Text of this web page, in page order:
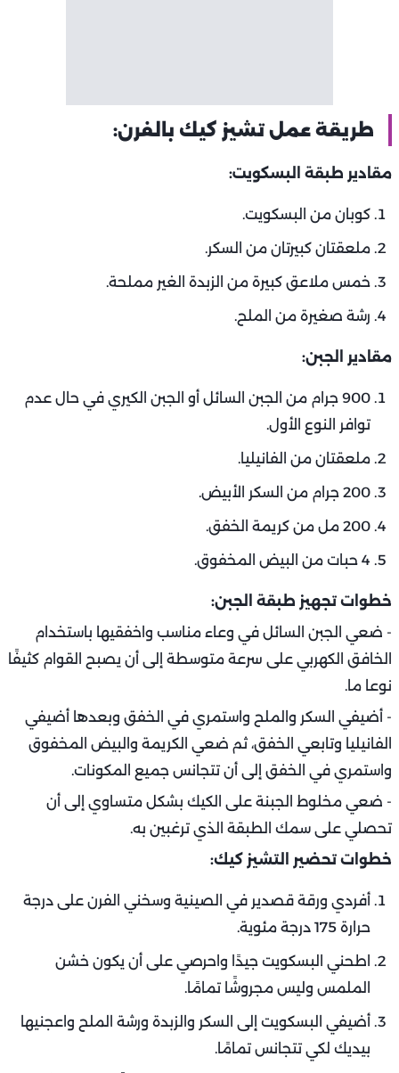
طريقة عمل تشيز كيك بالفرن:
مقادير طبقة البسكويت:
كوبان من البسكويت.
ملعقتان كبيرتان من السكر.
خمس ملاعق كبيرة من الزبدة الغير مملحة.
رشة صغيرة من الملح.
مقادير الجبن:
900 جرام من الجبن السائل أو الجبن الكيري في حال عدم
توافر النوع الأول.
ملعقتان من الفانيليا.
200 جرام من السكر الأبيض.
200 مل من كريمة الخفق.
4 حبات من البيض المخفوق.
خطوات تجهيز طبقة الجبن:
- ضعي الجبن السائل في وعاء مناسب واخفقيها باستخدام
الخافق الكهربي على سرعة متوسطة إلى أن يصبح القوام كثيفًا
نوعا ما.
- أضيفي السكر والملح واستمري في الخفق وبعدها أضيفي
الفانيليا وتابعي الخفق، ثم ضعي الكريمة والبيض المخفوق
واستمري في الخفق إلى أن تتجانس جميع المكونات.
- ضعي مخلوط الجبنة على الكيك بشكل متساوي إلى أن
تحصلي على سمك الطبقة الذي ترغبين به.
خطوات تحضير التشيز كيك:
أفردي ورقة قصدير في الصينية وسخني الفرن على درجة
حرارة 175 درجة مئوية.
اطحني البسكويت جيدًا واحرصي على أن يكون خشن
الملمس وليس مجروشًا تمامًا.
أضيفي البسكويت إلى السكر والزبدة ورشة الملح واعجنيها
بيديك لكي تتجانس تمامًا.